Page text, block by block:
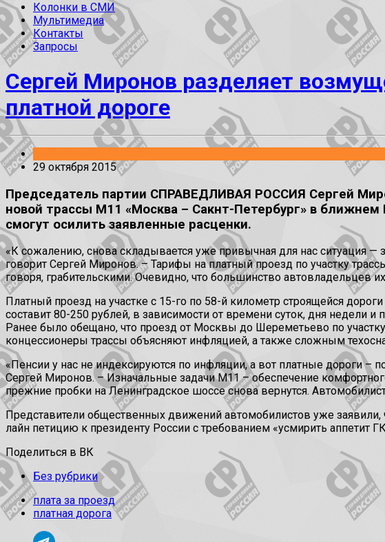
Колонки в СМИ
Мультимедиа
Контакты
Запросы
Сергей Миронов разделяет
платной дороге
29 октября 2015
Председатель партии СПРАВЕДЛИВАЯ РОССИЯ Сергей
новой трассы М11 «Москва – Сакнт-Петербург» в
смогут осилить заявленные расценки.
«К сожалению, снова складывается уже привычная для нас ситуация —
говорит Сергей Миронов. – Тарифы на платный проезд по участку
говоря, грабительскими. Очевидно, что большинство автовладельцев их
Платный проезд на участке с 15-го по 58-й километр строящейся
составит 80-250 рублей, в зависимости от времени суток, дня недели
Ранее было обещано, что проезд от Москвы до Шереметьево по
концессионеры трассы объясняют инфляцией, а также сложным
«Пенсии у нас не индексируются по инфляции, а вот платные дороги –
Сергей Миронов. – Изначальные задачи М11 – обеспечение
прежние пробки на Ленинградское шоссе снова вернутся.
Представители общественных движений автомобилистов уже заявили,
лайн петицию к президенту России с требованием «усмирить аппетит
Поделиться в ВК
Без рубрики
плата за проезд
платная дорога